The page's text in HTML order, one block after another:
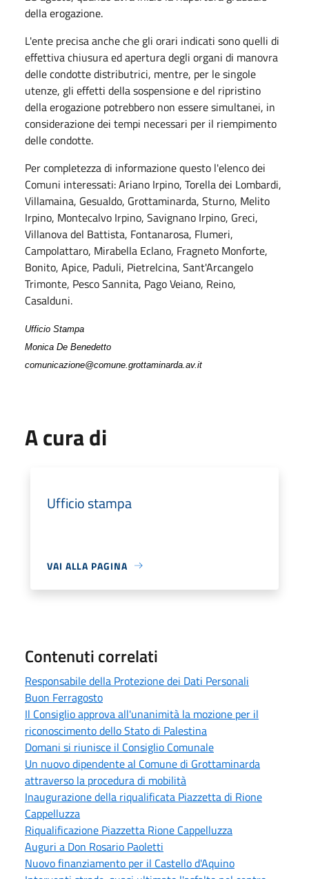
della erogazione.
L'ente precisa anche che gli orari indicati sono quelli di
effettiva chiusura ed apertura degli organi di manovra
delle condotte distributrici, mentre, per le singole
utenze, gli effetti della sospensione e del ripristino
della erogazione potrebbero non essere simultanei, in
considerazione dei tempi necessari per il riempimento
delle condotte.
Per completezza di informazione questo l'elenco dei
Comuni interessati: Ariano Irpino, Torella dei Lombardi,
Villamaina, Gesualdo, Grottaminarda, Sturno, Melito
Irpino, Montecalvo Irpino, Savignano Irpino, Greci,
Villanova del Battista, Fontanarosa, Flumeri,
Campolattaro, Mirabella Eclano, Fragneto Monforte,
Bonito, Apice, Paduli, Pietrelcina, Sant'Arcangelo
Trimonte, Pesco Sannita, Pago Veiano, Reino,
Casalduni.
Ufficio Stampa
Monica De Benedetto
comunicazione@comune.grottaminarda.av.it
A cura di
Ufficio stampa
VAI ALLA PAGINA
Contenuti correlati
Responsabile della Protezione dei Dati Personali
Buon Ferragosto
Il Consiglio approva all'unanimità la mozione per il
riconoscimento dello Stato di Palestina
Domani si riunisce il Consiglio Comunale
Un nuovo dipendente al Comune di Grottaminarda
attraverso la procedura di mobilità
Inaugurazione della riqualificata Piazzetta di Rione
Cappelluzza
Riqualificazione Piazzetta Rione Cappelluzza
Auguri a Don Rosario Paoletti
Nuovo finanziamento per il Castello d'Aquino